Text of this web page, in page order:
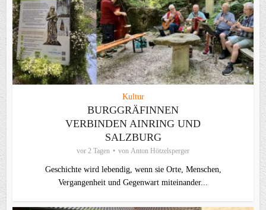
Kultur
BURGGRÄFINNEN
VERBINDEN AINRING UND
SALZBURG
vor 2 Tagen von Anton Hötzelsperger
Geschichte wird lebendig, wenn sie Orte, Menschen,
Vergangenheit und Gegenwart miteinander...